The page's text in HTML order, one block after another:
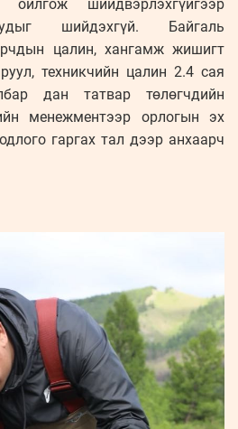
шийдвэрлэхгүйгээр
шийдэхгүй. Байгаль
цалин, хангамж жишигт
техникчийн цалин 2.4 сая
дан татвар төлөгчдийн
менежментээр орлогын эх
гаргах тал дээр анхаарч